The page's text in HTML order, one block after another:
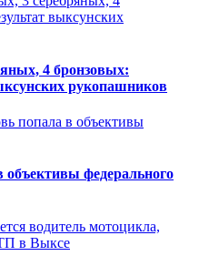
4 бронзовых:
рукопашников
федерального